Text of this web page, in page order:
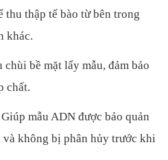
thu thập tế bào từ bên trong
khác.
chùi bề mặt lấy mẫu, đảm bảo
chất.
Giúp mẫu ADN được bảo quản
không bị phân hủy trước khi